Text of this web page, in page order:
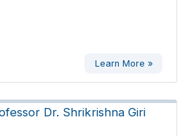
Learn More »